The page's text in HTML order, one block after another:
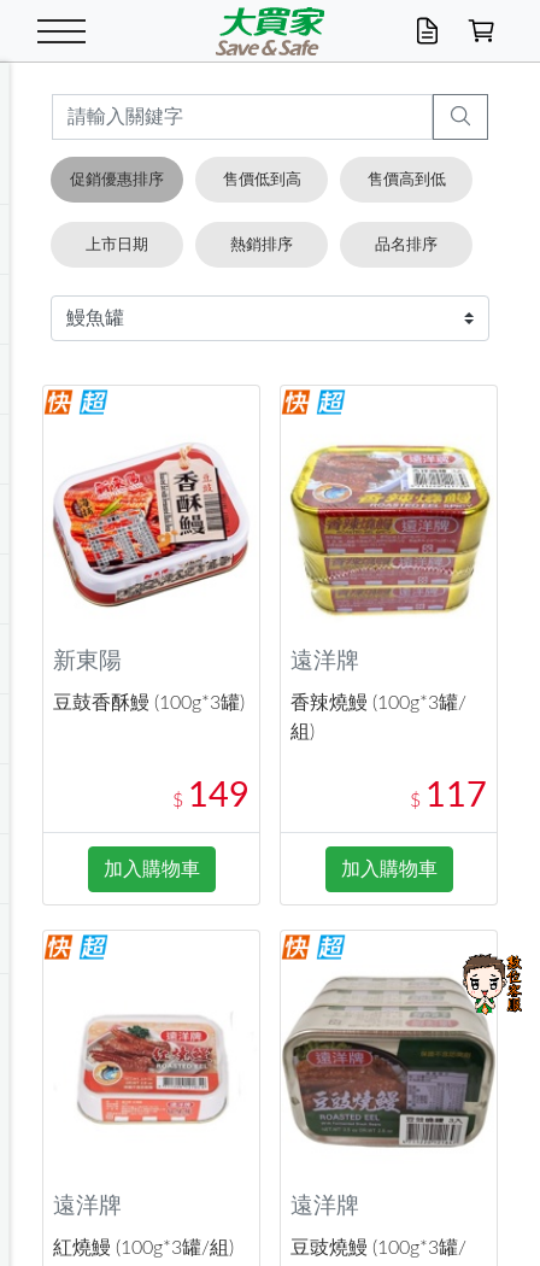
米/五穀/濃湯 米/糙米
五穀/南北貨
湯類/湯塊
油/調味料
食用油
醬油.油膏.蠔油
泡麵 / 麵條
包麵
碗麵/義大利麵
麵條/快煮麵/米粉
魚罐
醬菜/玉米罐
點心罐
休閒零嘴 初一十五拜拜懶
零嘴
堅果/海苔
美味餅乾
餅乾
糕餅/點心
糖果/巧克力
糖果/蜜餞/果凍
巧克力
茶飲料
果汁咖啡
碳酸/礦泉水
機能飲料
箱購飲料
養生保健/常備品 雞精/飲品
機能保健
▶保健品牌推薦
奶粉/穀麥片
奶粉
麥片/玉米片
沖調穀粉/隨手包
特色茶品
綠茶
紅茶
奶茶/花草茶
黑糖桂圓/蜂蜜醋
即溶咖啡
咖啡豆/粉/濾掛
可可/糖/奶精
沐浴乳香皂 沐浴乳
香皂/洗手乳
美髮造型
洗髮/護髮
造型髮品
口腔清潔
牙 刷
牙膏/漱口水
潔顏產品
卸妝/粉刺調理
開架/身體保養
臉部保養
面/眼膜
鍋具/飲水/廚房 鍋具/餐具
保鮮/微波
掃除用具/照明/五金
掃除/清潔用具
洗衣/曬衣用具
電池/延長線
修繕/五金/祭祀
傢飾/收納/衛浴
寢具/家具
收納用品
衛浴/毛巾
寵物食品
寵物清潔/百貨
衛生紙/濕巾 抽取衛生紙/濕巾
廚房紙巾/平版/
箱購免運區
衣物清潔
洗衣精
洗衣粉/皂
漂白水/柔軟精
居家清潔
廚房/餐具清潔
浴廁/水管清潔
居家清潔/除濕芳
衛生棉
成人/嬰兒紙尿褲
箱購免運區
嬰兒尿布
成人紙尿褲
廚房家電 料理鍋具
烤箱/微波/電磁爐
快煮壺/烘碗機
季節家電
除濕/清淨機
風扇/防蚊家電
生活家電
除塵家電
美容家電
電腦周邊
數位週邊
手機/平板周邊
文具/辦公用品 文具用品
辦公文具/收納
玩具/擺設小物
汽機車百貨
機車/腳踏車百貨
汽車百貨
休閒/運動
戶外/休閒用品
健身/按摩/瑜珈
測量/護具/其他
服飾內著
配件
男/女/機能包
冷凍免運 生鮮食品
調理食品
箱購免運
食品免運
清潔用品免運
居家/汽百用品
主題專區
季節活動
店長推薦
這夏不怕熱
促銷優惠排序 售價低到高 售價高到低
上市日期 熱銷排序 品名排序
新東陽
豆鼓香酥鰻 (100g*3罐)
$ 149
加入購物車
遠洋牌
香辣燒鰻 (100g*3罐/
組)
$ 117
加入購物車
遠洋牌
紅燒鰻 (100g*3罐/組)
遠洋牌
豆豉燒鰻 (100g*3罐/